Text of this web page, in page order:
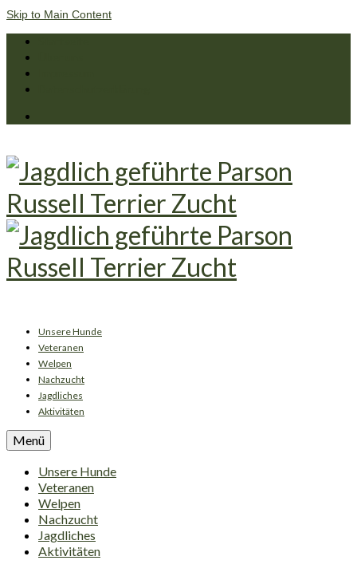
Skip to Main Content
Unsere Hunde
Veteranen
Welpen
Nachzucht
Jagdliches
Aktivitäten
Menü
Unsere Hunde
Veteranen
Welpen
Nachzucht
Jagdliches
Aktivitäten